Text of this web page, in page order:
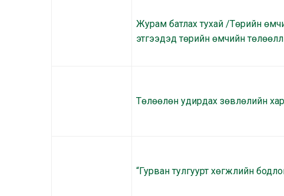
Журам батлах тухай /Төрийн
этгээдэд төрийн өмчийн
Төлөөлөн удирдах зөвлөлийн
“Гурван тулгуурт хөгжлийн